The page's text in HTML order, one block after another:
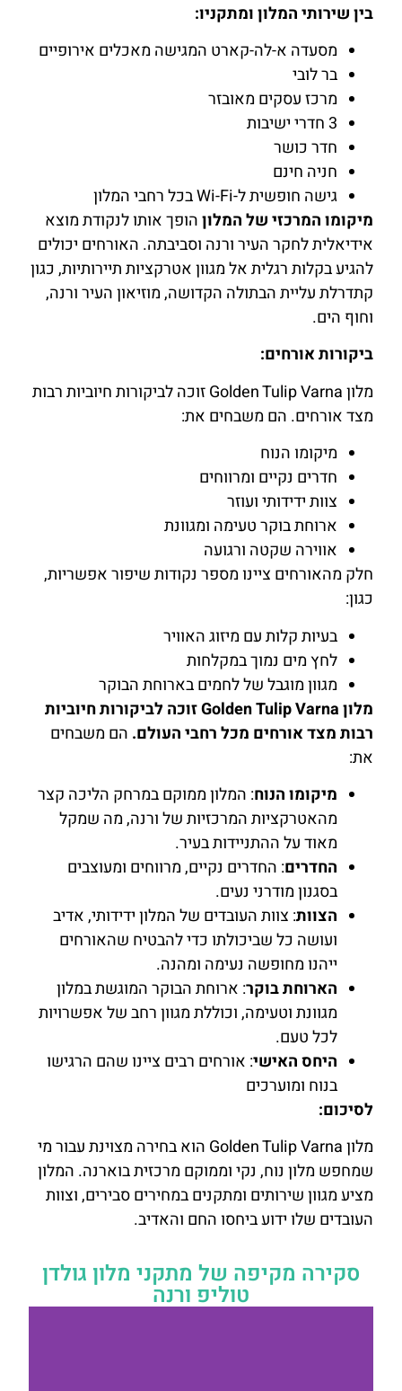
בין שירותי המלון ומתקניו:
מסעדה א-לה-קארט המגישה מאכלים אירופיים
בר לובי
מרכז עסקים מאובזר
3 חדרי ישיבות
חדר כושר
חניה חינם
גישה חופשית ל-Wi-Fi בכל רחבי המלון
מיקומו המרכזי של המלוןהופך אותו לנקודת מוצא
אידיאלית לחקר העיר ורנה וסביבתה. האורחים יכולים
להגיע בקלות רגלית אל מגוון אטרקציות תיירותיות, כגון
קתדרלת עליית הבתולה הקדושה, מוזיאון העיר ורנה,
וחוף הים.
ביקורות אורחים:
מלון Golden Tulip Varna זוכה לביקורות חיוביות רבות
מצד אורחים. הם משבחים את:
מיקומו הנוח
חדרים נקיים ומרווחים
צוות ידידותי ועוזר
ארוחת בוקר טעימה ומגוונת
אווירה שקטה ורגועה
חלק מהאורחים ציינו מספר נקודות שיפור אפשריות,
כגון:
בעיות קלות עם מיזוג האוויר
לחץ מים נמוך במקלחות
מגוון מוגבל של לחמים בארוחת הבוקר
מלון Golden Tulip Varna זוכה לביקורות חיוביות
רבות מצד אורחים מכל רחבי העולם. הם משבחים
את:
מיקומו הנוח: המלון ממוקם במרחק הליכה קצר
מהאטרקציות המרכזיות של ורנה, מה שמקל
מאוד על ההתניידות בעיר.
החדרים: החדרים נקיים, מרווחים ומעוצבים
בסגנון מודרני נעים.
הצוות: צוות העובדים של המלון ידידותי, אדיב
ועושה כל שביכולתו כדי להבטיח שהאורחים
ייהנו מחופשה נעימה ומהנה.
הארוחת בוקר: ארוחת הבוקר המוגשת במלון
מגוונת וטעימה, וכוללת מגוון רחב של אפשרויות
לכל טעם.
היחס האישי: אורחים רבים ציינו שהם הרגישו
בנוח ומוערכים
לסיכום:
מלון Golden Tulip Varna הוא בחירה מצוינת עבור מי
שמחפש מלון נוח, נקי וממוקם מרכזית בוארנה. המלון
מציע מגוון שירותים ומתקנים במחירים סבירים, וצוות
העובדים שלו ידוע ביחסו החם והאדיב.
סקירה מקיפה של מתקני מלון גולדן
טוליפ ורנה